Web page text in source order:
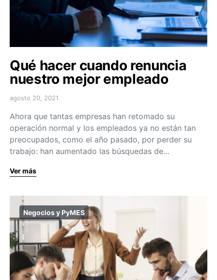
Qué hacer cuando renuncia
nuestro mejor empleado
agosto 20, 2021
Ahora que tantas empresas han retomado su
operación normal y los empleados ya no están tan
preocupados, como el año pasado, por perder su
trabajo: han aumentado las búsquedas de…
Ver más
Negocios y PyMES